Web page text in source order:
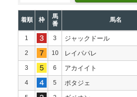
着順 枠
馬
番
馬名
1 3 ジャックドール
2 10 レイパパレ
3 6 アカイイト
4 5 ポタジェ